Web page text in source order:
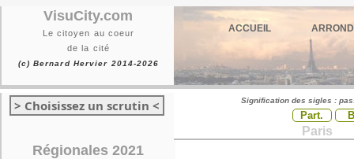
VisuCity.com
Le citoyen au coeur
de la cité
(c) Bernard Hervier 2014-2026
ACCUEIL
> Choisissez un scrutin <
Régionales 2021
Signification des sigles :
Part.
Paris